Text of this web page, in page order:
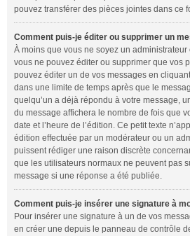
pouvez transférer des pièces jointes dans ce
Comment puis-je éditer ou supprimer un
À moins que vous ne soyez un
vous ne pouvez éditer ou supprimer que vos
pouvez éditer un de vos messages en
dans une limite de temps après que le
quelqu’un a déjà répondu à votre message,
du message affichera le nombre de fois que
date et l’heure de l’édition. Ce petit texte
édition effectuée par un modérateur ou un
puissent rédiger une raison discrète
que les utilisateurs normaux ne peuvent pas
message si une réponse a été publiée.
Comment puis-je insérer une signature à
Pour insérer une signature à un de vos
en créer une depuis le panneau de contrôle